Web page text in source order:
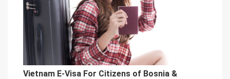
Vietnam E-Visa For Citizens of Bosnia &